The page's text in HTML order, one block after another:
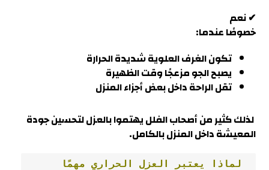
✔ نعم
خصوصًا عندما:
تكون الغرف العلوية شديدة الحرارة
يصبح الجو مزعجًا وقت الظهيرة
تقل الراحة داخل بعض أجزاء المنزل
لذلك كثير من أصحاب الفلل يهتموا بالعزل لتحسين جودة
المعيشة داخل المنزل بالكامل.